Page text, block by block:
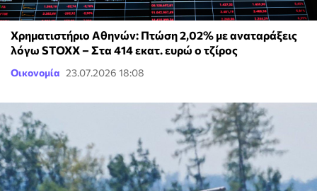
Χρηματιστήριο Αθηνών: Πτώση 2,02% με αναταράξεις
λόγω STOXX – Στα 414 εκατ. ευρώ ο τζίρος
Οικονομία 23.07.2026 18:08